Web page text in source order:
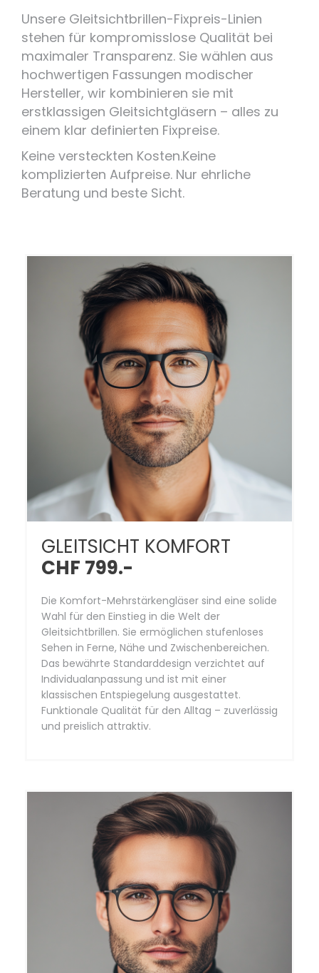
Unsere Gleitsichtbrillen-Fixpreis-Linien
stehen für kompromisslose Qualität bei
maximaler Transparenz. Sie wählen aus
hochwertigen Fassungen modischer
Hersteller, wir kombinieren sie mit
erstklassigen Gleitsichtgläsern – alles zu
einem klar definierten Fixpreise.
Keine versteckten Kosten.Keine
komplizierten Aufpreise. Nur ehrliche
Beratung und beste Sicht.
GLEITSICHT KOMFORT
CHF 799.-
Die Komfort-Mehrstärkengläser sind eine solide
Wahl für den Einstieg in die Welt der
Gleitsichtbrillen. Sie ermöglichen stufenloses
Sehen in Ferne, Nähe und Zwischenbereichen.
Das bewährte Standarddesign verzichtet auf
Individualanpassung und ist mit einer
klassischen Entspiegelung ausgestattet.
Funktionale Qualität für den Alltag – zuverlässig
und preislich attraktiv.